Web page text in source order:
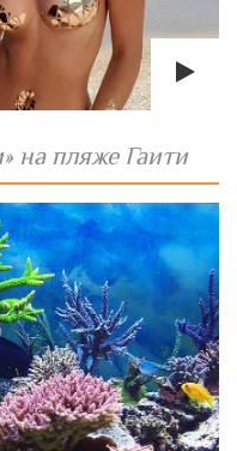
на пляже Гаити